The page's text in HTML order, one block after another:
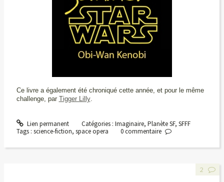
Ce livre a également été chroniqué cette année, et pour le même
challenge, par Tigger Lilly.
Lien permanent Catégories : Imaginaire, Planète SF, SFFF
Tags : science-fiction, space opera 0commentaire
2